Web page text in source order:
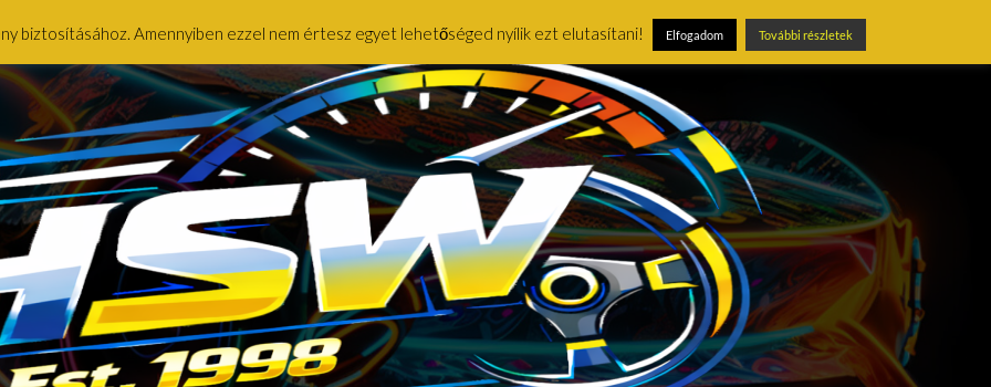
biztosításához. Amennyiben ezzel nem értesz egyet lehetőséged nyílik ezt elutasítani! Elfogadom További részletek